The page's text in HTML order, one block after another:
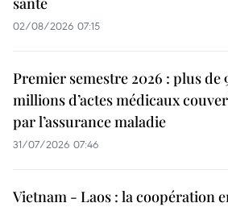
02/08/2026 07:15
Premier semestre 2026 : plus de
millions d’actes médicaux
par l’assurance maladie
31/07/2026 07:46
Vietnam - Laos : la coopération